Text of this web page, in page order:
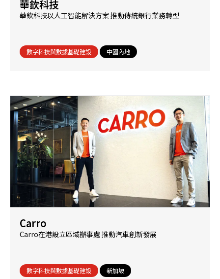
華欽科技
華欽科技以人工智能解決方案 推動傳統銀行業務轉型
數字科技與數據基礎建設 中國內地
Carro
Carro在港設立區域辦事處 推動汽車創新發展
數字科技與數據基礎建設 新加坡